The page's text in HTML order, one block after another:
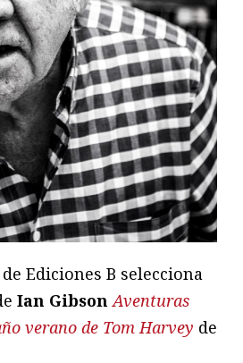
Ediciones B selecciona
Ian Gibson Aventuras
verano de Tom Harvey de